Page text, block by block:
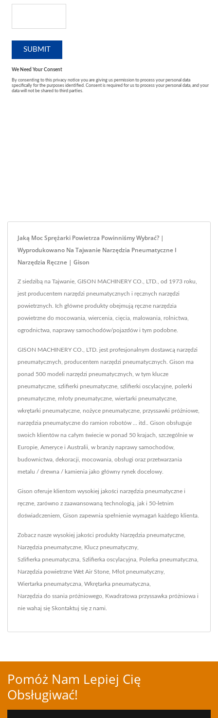
Jaką Moc Sprężarki Powietrza Powinniśmy Wybrać? |
Wyprodukowano Na Tajwanie Narzędzia Pneumatyczne I
Narzędzia Ręczne | Gison
Z siedzibą na Tajwanie, GISON MACHINERY CO., LTD., od 1973 roku,
jest producentem narzędzi pneumatycznych i ręcznych narzędzi
powietrznych. Ich główne produkty obejmują ręczne narzędzia
powietrzne do mocowania, wiercenia, cięcia, malowania, rolnictwa,
ogrodnictwa, naprawy samochodów/pojazdów i tym podobne.
GISON MACHINERY CO., LTD. jest profesjonalnym dostawcą narzędzi
pneumatycznych, producentem narzędzi pneumatycznych. Gison ma
ponad 500 modeli narzędzi pneumatycznych, w tym klucze
pneumatyczne, szlifierki pneumatyczne, szlifierki oscylacyjne, polerki
pneumatyczne, młoty pneumatyczne, wiertarki pneumatyczne,
wkrętarki pneumatyczne, nożyce pneumatyczne, przyssawki próżniowe,
narzędzia pneumatyczne do ramion robotów ... itd.. Gison obsługuje
swoich klientów na całym świecie w ponad 50 krajach, szczególnie w
Europie, Ameryce i Australii, w branży naprawy samochodów,
budownictwa, dekoracji, mocowania, obsługi oraz przetwarzania
metalu / drewna / kamienia jako główny rynek docelowy.
Gison oferuje klientom wysokiej jakości narzędzia pneumatyczne i
ręczne, zarówno z zaawansowaną technologią, jak i 50-letnim
doświadczeniem, Gison zapewnia spełnienie wymagań każdego klienta.
Zobacz nasze wysokiej jakości produkty Narzędzia pneumatyczne
Narzędzia pneumatyczne Klucz pneumatyczny
Szlifierka pneumatyczna Szlifierka oscylacyjna Polerka pneumatyczna
Narzędzia powietrzne Wet Air Stone Młot pneumatyczny
Wiertarka pneumatyczna Wkrętarka pneumatyczna
Narzędzia do ssania próżniowego Kwadratowa przyssawka próżniowa i
nie wahaj się Skontaktuj się z nami
Pomóż Nam Lepiej Cię
Obsługiwać!